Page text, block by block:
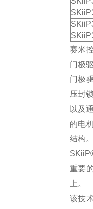
赛米
门极
门极
压封
以及
的电
结构
重要
上。
该技